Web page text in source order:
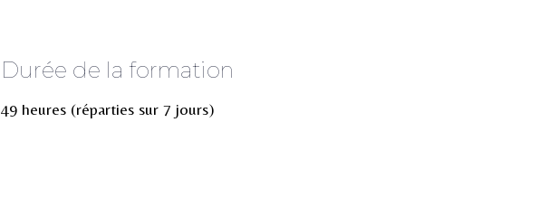
Durée de la formation
49 heures (réparties sur 7 jours)